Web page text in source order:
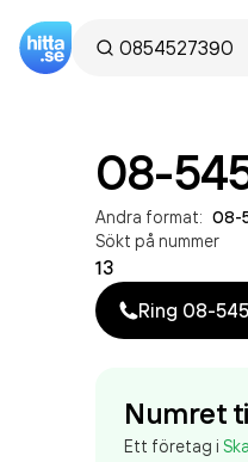
08-
Andra format: 08-
Sökt på nummer
13
Ring 08-
Numret
Ett företag i